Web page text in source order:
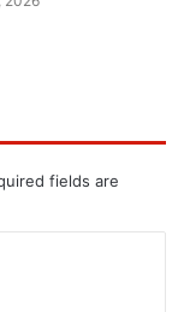
fields are